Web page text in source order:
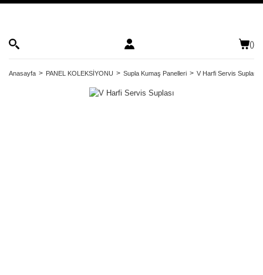
()
Anasayfa PANEL KOLEKSİYONU Supla Kumaş Panelleri V Harfi Servis Suplası